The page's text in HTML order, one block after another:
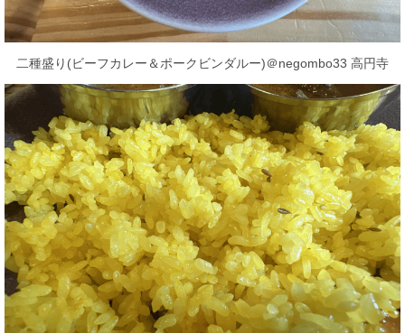
二種盛り(ビーフカレー＆ポークビンダルー)＠negombo33 高円寺